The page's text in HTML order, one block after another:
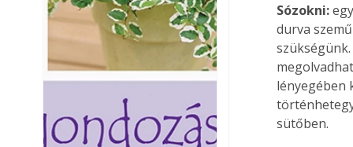
Sózokni:
durva
lényegében
sütőben.